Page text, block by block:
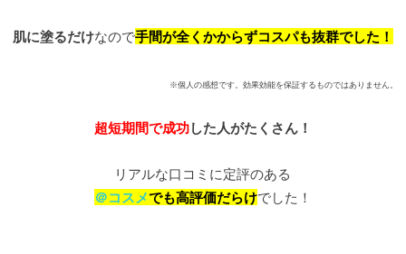
肌に塗るだけなので手間が全くかからずコスパも抜群でした！
※個人の感想です。効果効能を保証するものではありません。
超短期間で成功した人がたくさん！
リアルな口コミに定評のある
＠コスメでも高評価だらけでした！